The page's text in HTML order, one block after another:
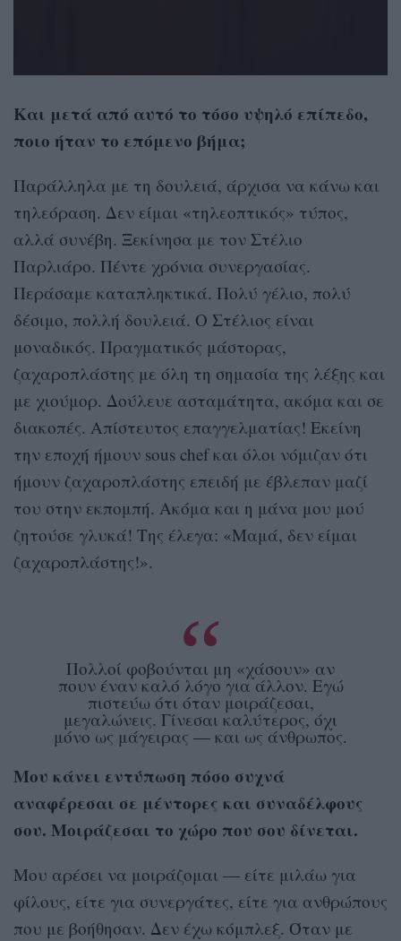
Και μετά από αυτό το τόσο υψηλό επίπεδο,
ποιο ήταν το επόμενο βήμα;
Παράλληλα με τη δουλειά, άρχισα να κάνω και
τηλεόραση. Δεν είμαι «τηλεοπτικός» τύπος,
αλλά συνέβη. Ξεκίνησα με τον Στέλιο
Παρλιάρο. Πέντε χρόνια συνεργασίας.
Περάσαμε καταπληκτικά. Πολύ γέλιο, πολύ
δέσιμο, πολλή δουλειά. Ο Στέλιος είναι
μοναδικός. Πραγματικός μάστορας,
ζαχαροπλάστης με όλη τη σημασία της λέξης και
με χιούμορ. Δούλευε ασταμάτητα, ακόμα και σε
διακοπές. Απίστευτος επαγγελματίας! Εκείνη
την εποχή ήμουν sous chef και όλοι νόμιζαν ότι
ήμουν ζαχαροπλάστης επειδή με έβλεπαν μαζί
του στην εκπομπή. Ακόμα και η μάνα μου μού
ζητούσε γλυκά! Της έλεγα: «Μαμά, δεν είμαι
ζαχαροπλάστης!».
Πολλοί φοβούνται μη «χάσουν» αν
πουν έναν καλό λόγο για άλλον. Εγώ
πιστεύω ότι όταν μοιράζεσαι,
μεγαλώνεις. Γίνεσαι καλύτερος, όχι
μόνο ως μάγειρας — και ως άνθρωπος.
Μου κάνει εντύπωση πόσο συχνά
αναφέρεσαι σε μέντορες και συναδέλφους
σου. Μοιράζεσαι το χώρο που σου δίνεται.
Μου αρέσει να μοιράζομαι — είτε μιλάω για
φίλους, είτε για συνεργάτες, είτε για ανθρώπους
που με βοήθησαν. Δεν έχω κόμπλεξ. Όταν με